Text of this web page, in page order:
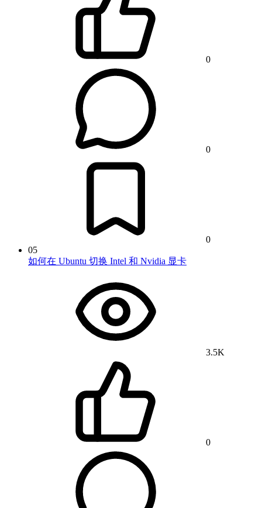
0
0
0
05
如何在 Ubuntu 切换 Intel 和 Nvidia 显卡
3.5K
0